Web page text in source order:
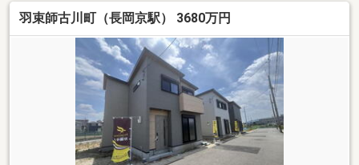
羽束師古川町（長岡京駅） 3680万円